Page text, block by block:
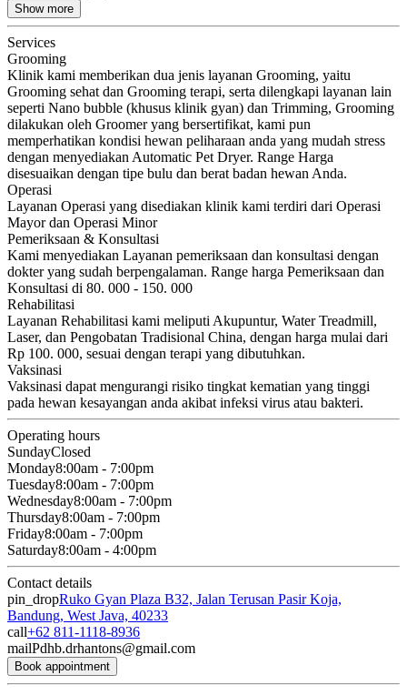
Show more
Services
Grooming
Klinik kami memberikan dua jenis layanan Grooming, yaitu
Grooming sehat dan Grooming terapi, serta dilengkapi layanan lain
seperti Nano bubble (khusus klinik gyan) dan Trimming, Grooming
dilakukan oleh Groomer yang bersertifikat, kami pun
memperhatikan kondisi hewan peliharaan anda yang mudah stress
dengan menyediakan Automatic Pet Dryer. Range Harga
disesuaikan dengan tipe bulu dan berat badan hewan Anda.
Operasi
Layanan Operasi yang disediakan klinik kami terdiri dari Operasi
Mayor dan Operasi Minor
Pemeriksaan & Konsultasi
Kami menyediakan Layanan pemeriksaan dan konsultasi dengan
dokter yang sudah berpengalaman. Range harga Pemeriksaan dan
Konsultasi di 80. 000 - 150. 000
Rehabilitasi
Layanan Rehabilitasi kami meliputi Akupuntur, Water Treadmill,
Laser, dan Pengobatan Tradisional China, dengan harga mulai dari
Rp 100. 000, sesuai dengan terapi yang dibutuhkan.
Vaksinasi
Vaksinasi dapat mengurangi risiko tingkat kematian yang tinggi
pada hewan kesayangan anda akibat infeksi virus atau bakteri.
Operating hours
SundayClosed
Monday8:00am - 7:00pm
Tuesday8:00am - 7:00pm
Wednesday8:00am - 7:00pm
Thursday8:00am - 7:00pm
Friday8:00am - 7:00pm
Saturday8:00am - 4:00pm
Contact details
pin_dropRuko Gyan Plaza B32, Jalan Terusan Pasir Koja,
Bandung, West Java, 40233
call+62 811-1118-8936
mailPdhb.drhantons@gmail.com
Book appointment